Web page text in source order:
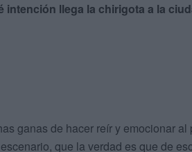
intención llega la chirigota a la
ganas de hacer reír y emocionar
que la verdad es que de